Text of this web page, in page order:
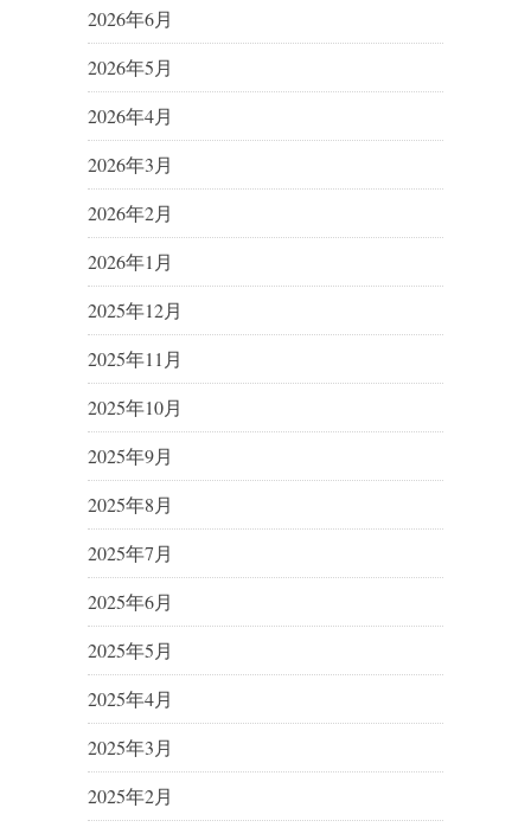
2026年6月
2026年5月
2026年4月
2026年3月
2026年2月
2026年1月
2025年12月
2025年11月
2025年10月
2025年9月
2025年8月
2025年7月
2025年6月
2025年5月
2025年4月
2025年3月
2025年2月